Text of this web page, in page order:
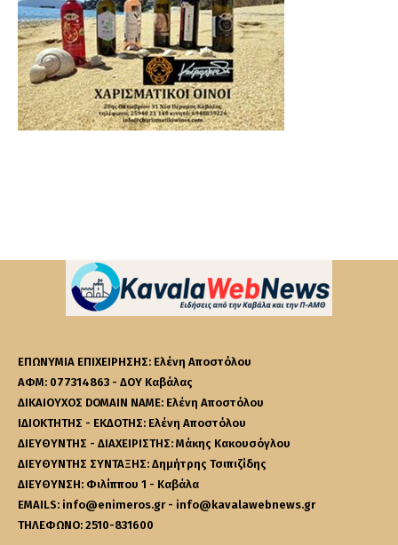
ΕΠΩΝΥΜΙΑ ΕΠΙΧΕΙΡΗΣΗΣ: Ελένη Αποστόλου
ΑΦΜ: 077314863 - ΔΟΥ Καβάλας
ΔΙΚΑΙΟΥΧΟΣ DOMAIN NAME: Ελένη Αποστόλου
ΙΔΙΟΚΤΗΤΗΣ - ΕΚΔΟΤΗΣ: Ελένη Αποστόλου
ΔΙΕΥΘΥΝΤΗΣ - ΔΙΑΧΕΙΡΙΣΤΗΣ: Μάκης Κακουσόγλου
ΔΙΕΥΘΥΝΤΗΣ ΣΥΝΤΑΞΗΣ: Δημήτρης Τσιπιζίδης
ΔΙΕΥΘΥΝΣΗ: Φιλίππου 1 - Καβάλα
EMAILS: info@enimeros.gr - info@kavalawebnews.gr
ΤΗΛΕΦΩΝΟ: 2510-831600